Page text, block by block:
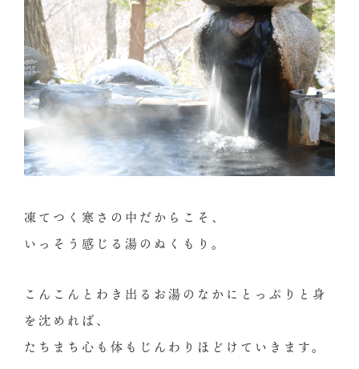
凍てつく寒さの中だからこそ、
いっそう感じる湯のぬくもり。
こんこんとわき出るお湯のなかにとっぷりと身
を沈めれば、
たちまち心も体もじんわりほどけていきます。